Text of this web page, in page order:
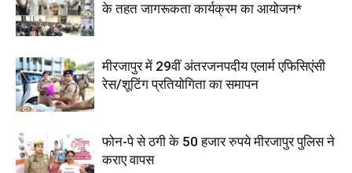
के तहत जागरूकता कार्यक्रम का आयोजन*
मीरजापुर में 29वीं अंतरजनपदीय एलार्म एफिसिएंसी
रेस/शूटिंग प्रतियोगिता का समापन
फोन-पे से ठगी के 50 हजार रुपये मीरजापुर पुलिस ने
कराए वापस